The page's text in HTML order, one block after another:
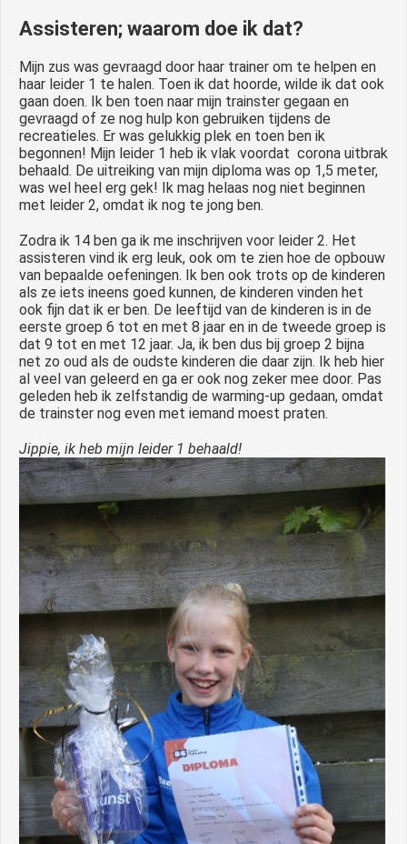
Assisteren; waarom doe ik dat?
Mijn zus was gevraagd door haar trainer om te helpen en
haar leider 1 te halen. Toen ik dat hoorde, wilde ik dat ook
gaan doen. Ik ben toen naar mijn trainster gegaan en
gevraagd of ze nog hulp kon gebruiken tijdens de
recreatieles. Er was gelukkig plek en toen ben ik
begonnen! Mijn leider 1 heb ik vlak voordat corona uitbrak
behaald. De uitreiking van mijn diploma was op 1,5 meter,
was wel heel erg gek! Ik mag helaas nog niet beginnen
met leider 2, omdat ik nog te jong ben.
Zodra ik 14 ben ga ik me inschrijven voor leider 2. Het
assisteren vind ik erg leuk, ook om te zien hoe de opbouw
van bepaalde oefeningen. Ik ben ook trots op de kinderen
als ze iets ineens goed kunnen, de kinderen vinden het
ook fijn dat ik er ben. De leeftijd van de kinderen is in de
eerste groep 6 tot en met 8 jaar en in de tweede groep is
dat 9 tot en met 12 jaar. Ja, ik ben dus bij groep 2 bijna
net zo oud als de oudste kinderen die daar zijn. Ik heb hier
al veel van geleerd en ga er ook nog zeker mee door. Pas
geleden heb ik zelfstandig de warming-up gedaan, omdat
de trainster nog even met iemand moest praten.
Jippie, ik heb mijn leider 1 behaald!